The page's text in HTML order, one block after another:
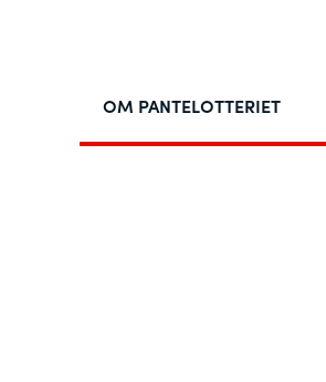
OM PANTELOTTERIET